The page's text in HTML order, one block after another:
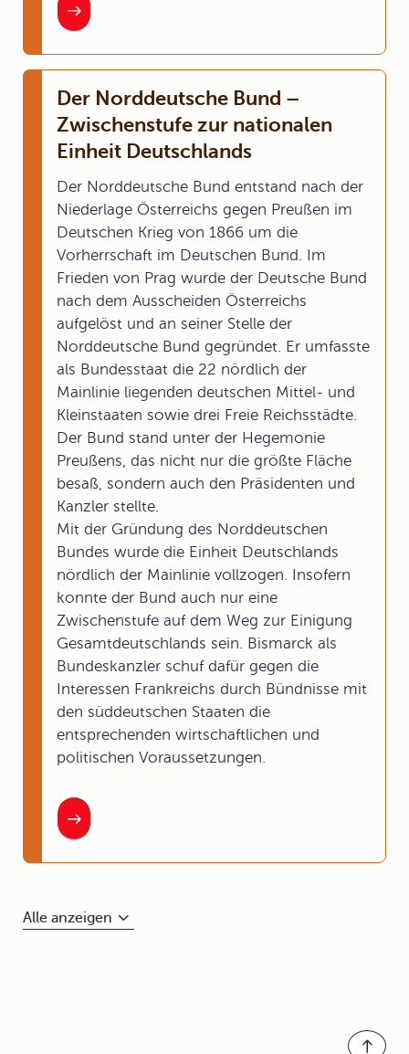
Der Norddeutsche Bund –
Zwischenstufe zur nationalen
Einheit Deutschlands
Der Norddeutsche Bund entstand nach der
Niederlage Österreichs gegen Preußen im
Deutschen Krieg von 1866 um die
Vorherrschaft im Deutschen Bund. Im
Frieden von Prag wurde der Deutsche Bund
nach dem Ausscheiden Österreichs
aufgelöst und an seiner Stelle der
Norddeutsche Bund gegründet. Er umfasste
als Bundesstaat die 22 nördlich der
Mainlinie liegenden deutschen Mittel- und
Kleinstaaten sowie drei Freie Reichsstädte.
Der Bund stand unter der Hegemonie
Preußens, das nicht nur die größte Fläche
besaß, sondern auch den Präsidenten und
Kanzler stellte.
Mit der Gründung des Norddeutschen
Bundes wurde die Einheit Deutschlands
nördlich der Mainlinie vollzogen. Insofern
konnte der Bund auch nur eine
Zwischenstufe auf dem Weg zur Einigung
Gesamtdeutschlands sein. Bismarck als
Bundeskanzler schuf dafür gegen die
Interessen Frankreichs durch Bündnisse mit
den süddeutschen Staaten die
entsprechenden wirtschaftlichen und
politischen Voraussetzungen.
Alle anzeigen